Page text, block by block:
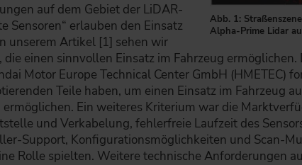
Abb. 1:
Alpha-Prime Lidar
auf dem Gebiet der LiDAR-
Sensoren“ erlauben den Einsatz
unserem Artikel [1] sehen wir
die einen sinnvollen Einsatz im Fahrzeug
Motor Europe Technical Center GmbH (HMETEC)
Teile haben, um einen Einsatz im Fahrzeug
Ein weiteres Kriterium war die
und Verkabelung, fehlerfreie Laufzeit des
Support, Konfigurationsmöglichkeiten und Scan-
Rolle spielten. Weitere technische Anforderungen